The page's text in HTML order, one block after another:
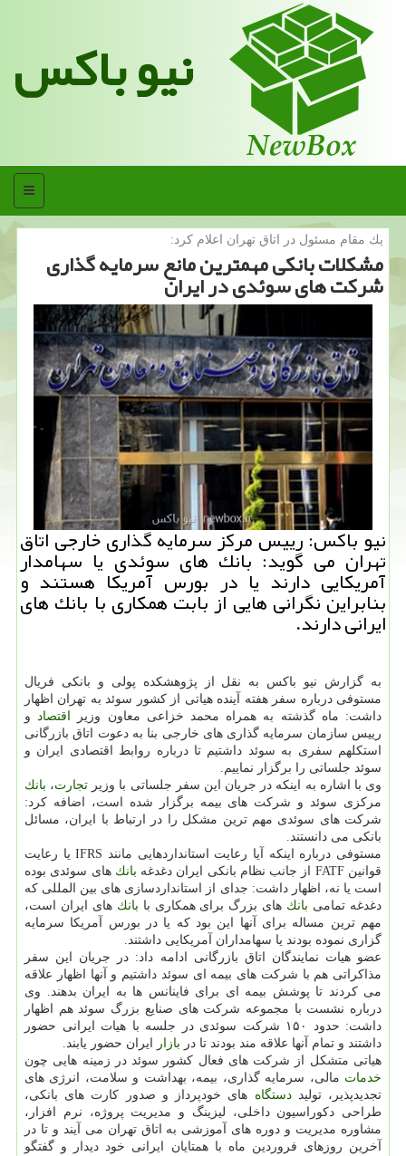
نیو باکس
منو
یك مقام مسئول در اتاق تهران اعلام كرد:
مشكلات بانكی مهمترین مانع سرمایه گذاری
شركت های سوئدی در ایران
نیو باكس: رییس مركز سرمایه گذاری خارجی اتاق
تهران می گوید: بانك های سوئدی یا سهامدار
آمریكایی دارند یا در بورس آمریكا هستند و
بنابراین نگرانی هایی از بابت همكاری با بانك های
ایرانی دارند.
به گزارش نیو باكس به نقل از پژوهشكده پولی و بانكی فریال
مستوفی درباره سفر هفته آینده هیاتی از كشور سوئد به تهران اظهار
داشت: ماه گذشته به همراه محمد خزاعی معاون وزیر
اقتصادو
رییس سازمان سرمایه گذاری های خارجی بنا به دعوت اتاق بازرگانی
استكلهم سفری به سوئد داشتیم تا درباره روابط اقتصادی ایران و
سوئد جلساتی را برگزار نماییم.
وی با اشاره به اینكه در جریان این سفر جلساتی با وزیر تجارت، بانك
مركزی سوئد و شركت های بیمه برگزار شده است، اضافه كرد:
شركت های سوئدی مهم ترین مشكل را در ارتباط با ایران، مسائل
بانكی می دانستند.
مستوفی درباره اینكه آیا رعایت استانداردهایی مانند IFRS یا رعایت
قوانین FATF از جانب نظام بانكی ایران دغدغه
بانك های سوئدی بوده
است یا نه، اظهار داشت: جدای از استانداردسازی های بین المللی كه
دغدغه تمامی بانك های بزرگ برای همكاری با بانك های ایران است،
مهم ترین مساله برای آنها این بود كه یا در بورس آمریكا سرمایه
گزاری نموده بودند یا سهامداران آمریكایی داشتند.
عضو هیات نمایندگان اتاق بازرگانی ادامه داد: در جریان این سفر
مذاكراتی هم با شركت های بیمه ای سوئد داشتیم و آنها اظهار علاقه
می كردند تا پوشش بیمه ای برای فاینانس ها به ایران بدهند. وی
درباره نشست با مجموعه شركت های صنایع بزرگ سوئد هم اظهار
داشت: حدود ۱۵۰ شركت سوئدی در جلسه با هیات ایرانی حضور
داشتند و تمام آنها علاقه مند بودند تا در بازار
ایران حضور یابند.
هیاتی متشكل از شركت های فعال كشور سوئد در زمینه هایی چون
خدمات مالی، سرمایه گذاری، بیمه، بهداشت و سلامت، انرژی های
تجدیدپذیر، تولیددستگاه های خودپرداز و صدور كارت های بانكی،
طراحی دكوراسیون داخلی، لیزینگ و مدیریت پروژه، نرم افزار،
مشاوره مدیریت و دوره های آموزشی به اتاق تهران می آیند و تا در
آخرین روزهای فروردین ماه با همتایان ایرانی خود دیدار و گفتگو